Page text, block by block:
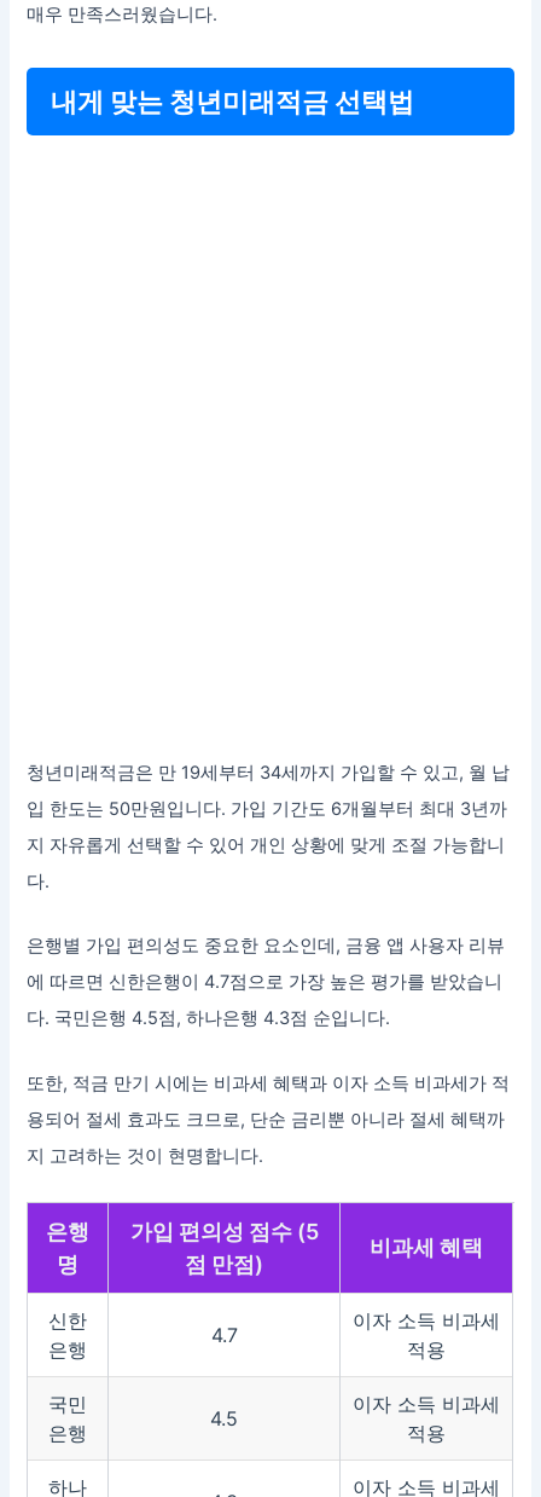
매우 만족스러웠습니다.
내게 맞는 청년미래적금 선택법
청년미래적금은 만 19세부터 34세까지 가입할 수 있고, 월 납
입 한도는 50만원입니다. 가입 기간도 6개월부터 최대 3년까
지 자유롭게 선택할 수 있어 개인 상황에 맞게 조절 가능합니
다.
은행별 가입 편의성도 중요한 요소인데, 금융 앱 사용자 리뷰
에 따르면 신한은행이 4.7점으로 가장 높은 평가를 받았습니
다. 국민은행 4.5점, 하나은행 4.3점 순입니다.
또한, 적금 만기 시에는 비과세 혜택과 이자 소득 비과세가 적
용되어 절세 효과도 크므로, 단순 금리뿐 아니라 절세 혜택까
지 고려하는 것이 현명합니다.
은행
명
가입 편의성 점수 (5
점 만점)
비과세 혜택
신한
은행
4.7
이자 소득 비과세
적용
국민
은행
4.5
이자 소득 비과세
적용
하나
이자 소득 비과세